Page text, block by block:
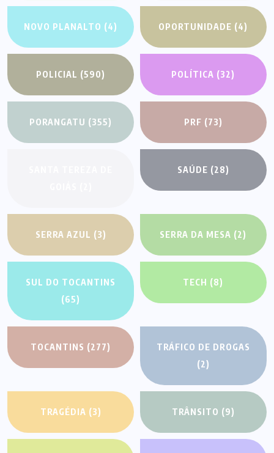
NOVO PLANALTO (4) OPORTUNIDADE (4)
POLICIAL (590) POLÍTICA (32)
PORANGATU (355) PRF (73)
SAÚDE (28)
SERRA AZUL (3) SERRA DA MESA (2)
SUL DO TOCANTINS
(65)
TECH (8)
TOCANTINS (277)
TRÁFICO DE DROGAS
(2)
TRAGÉDIA (3) TRÂNSITO (9)